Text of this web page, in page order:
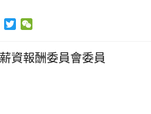
W
t
T
t
h
資報酬委員會委員